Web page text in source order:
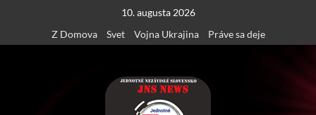
content
10. augusta 2026
Z Domova
Svet Vojna Ukrajina Práve sa deje